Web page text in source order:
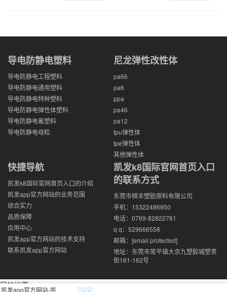
导电防静电塑料
导电防静电工程塑料
导电防静电通用塑料
导电防静电特种塑料
导电防静电弹性体塑料
导电防静电氟塑料
导电防静电母粒
尼龙弹性改性体
pa66
pa6
ppa
pa46
pa12
tpu弹性体
tpe弹性体
其他弹性体
快捷导航
凯发k8国际官网首页入口的介绍
凯发app官方网站的业务范围
综合实力
品质保障
应用中心
凯发app官方网站的技术支持
联系凯发app官方网站
凯发k8国际官网首页入口
的联系方式
东莞市棋丰塑胶原料有限公司
手机：15322486950
电话：0769-82822761
q q：529666558
邮箱： [email protected]
地址：东莞市常平镇大京九塑胶城塑贵
街161-162号
凯发app官方网站-凯
网站地图